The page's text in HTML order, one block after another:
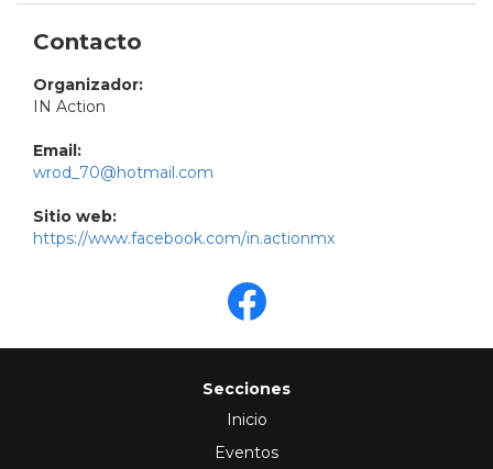
Contacto
Organizador:
IN Action
Email:
wrod_70@hotmail.com
Sitio web:
https://www.facebook.com/in.actionmx
Secciones
Inicio
Eventos